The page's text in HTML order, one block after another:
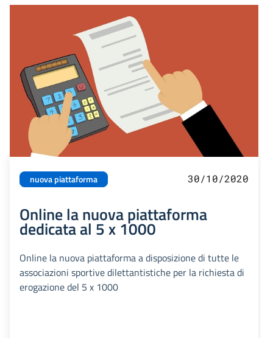
nuova piattaforma 30/10/2020
Online la nuova piattaforma
dedicata al 5 x 1000
Online la nuova piattaforma a disposizione di tutte le
associazioni sportive dilettantistiche per la richiesta di
erogazione del 5 x 1000